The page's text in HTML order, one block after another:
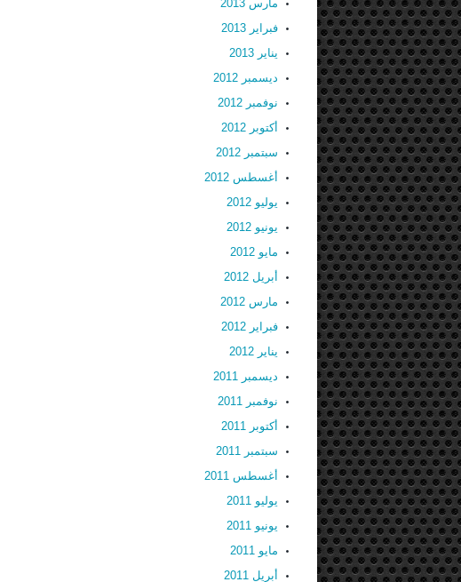
مارس 2013
فبراير 2013
يناير 2013
ديسمبر 2012
نوفمبر 2012
أكتوبر 2012
سبتمبر 2012
أغسطس 2012
يوليو 2012
يونيو 2012
مايو 2012
أبريل 2012
مارس 2012
فبراير 2012
يناير 2012
ديسمبر 2011
نوفمبر 2011
أكتوبر 2011
سبتمبر 2011
أغسطس 2011
يوليو 2011
يونيو 2011
مايو 2011
أبريل 2011